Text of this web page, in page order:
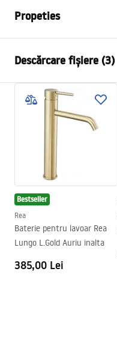
Propeties
Metodă de montaj
Culoare
Tip de gura de scurgere
Tehnologia de acoperire
Diametru pentru conectare
Garantie
Descărcare fișiere (3)
Condiții de garanție
Instrucțiuni de
Informații de
Bestseller
Rea
Baterie pentru lavoar Rea
Lungo L.Gold Auriu inalta
385,00 Lei